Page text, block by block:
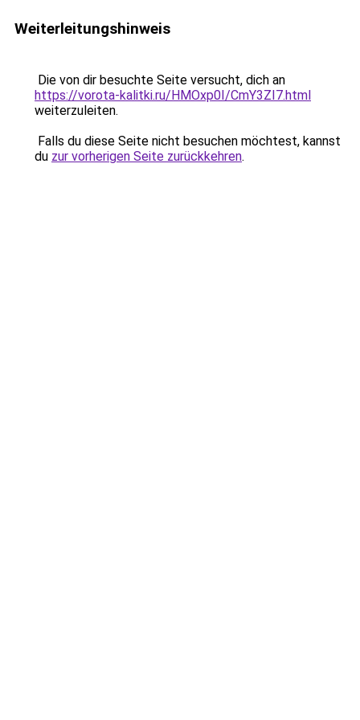
Weiterleitungshinweis
Die von dir besuchte Seite versucht, dich an
https://vorota-kalitki.ru/HMOxp0I/CmY3ZI7.html
weiterzuleiten.
Falls du diese Seite nicht besuchen möchtest, kannst
du zur vorherigen Seite zurückkehren.